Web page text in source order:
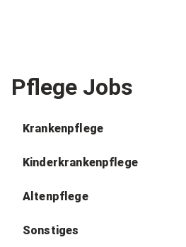
Pflege Jobs
Krankenpflege
Kinderkrankenpflege
Altenpflege
Sonstiges